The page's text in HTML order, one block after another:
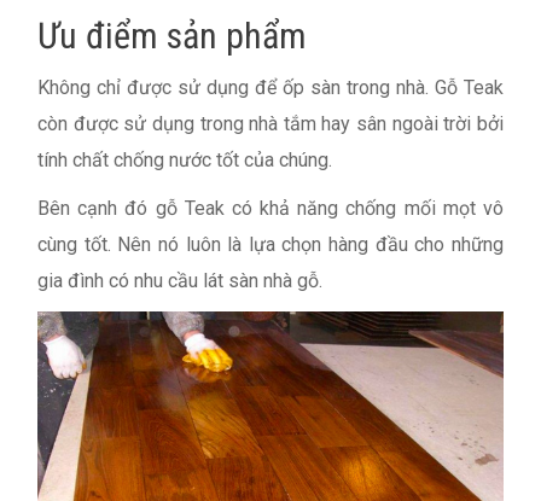
Ưu điểm sản phẩm
Không chỉ được sử dụng để ốp sàn trong nhà. Gỗ Teak
còn được sử dụng trong nhà tắm hay sân ngoài trời bởi
tính chất chống nước tốt của chúng.
Bên cạnh đó gỗ Teak có khả năng chống mối mọt vô
cùng tốt. Nên nó luôn là lựa chọn hàng đầu cho những
gia đình có nhu cầu lát sàn nhà gỗ.